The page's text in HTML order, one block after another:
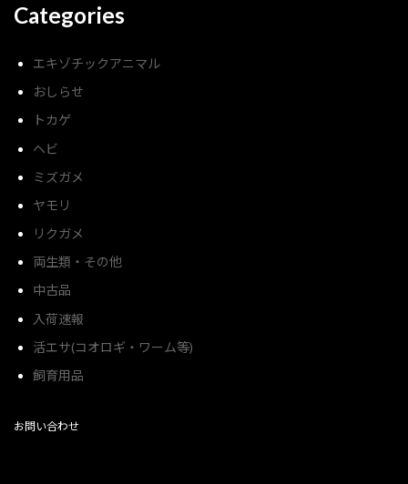
Categories
エキゾチックアニマル
おしらせ
トカゲ
ヘビ
ミズガメ
ヤモリ
リクガメ
両生類・その他
中古品
入荷速報
活エサ(コオロギ・ワーム等)
飼育用品
お問い合わせ